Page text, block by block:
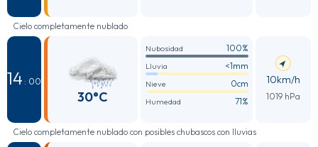
Cielo completamente nublado
14 : 00
30°C
Nubosidad 100%
Lluvia <1mm
Nieve 0cm
Humedad 71%
10km/h
1019 hPa
Cielo completamente nublado con posibles chubascos con lluvias